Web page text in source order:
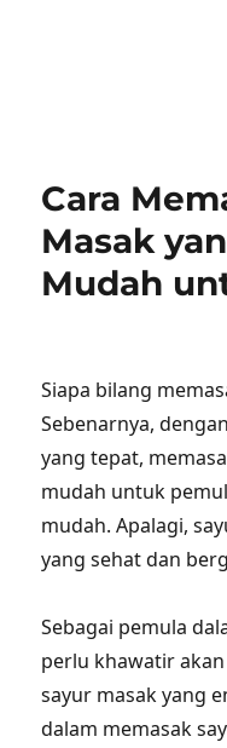
Cara
Masak
Mudah
Siapa bilang
Sebenarnya,
yang tepat,
mudah untuk
mudah. Apalagi,
yang sehat dan
Sebagai pemula
perlu khawatir
sayur masak yang
dalam memasak